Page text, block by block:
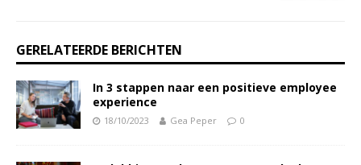
GERELATEERDE BERICHTEN
In 3 stappen naar een positieve employee
experience
18/10/2023 Gea Peper 0